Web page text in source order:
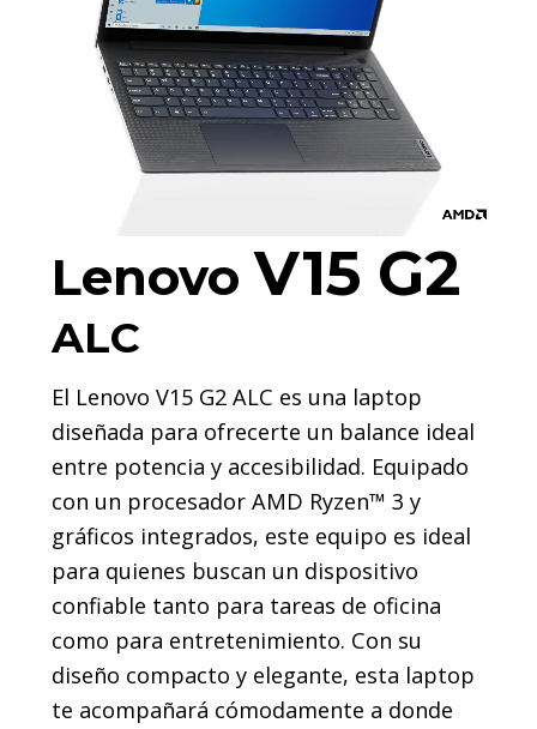
Lenovo V15 G2
ALC
El Lenovo V15 G2 ALC es una laptop
diseñada para ofrecerte un balance ideal
entre potencia y accesibilidad. Equipado
con un procesador AMD Ryzen™ 3 y
gráficos integrados, este equipo es ideal
para quienes buscan un dispositivo
confiable tanto para tareas de oficina
como para entretenimiento. Con su
diseño compacto y elegante, esta laptop
te acompañará cómodamente a donde